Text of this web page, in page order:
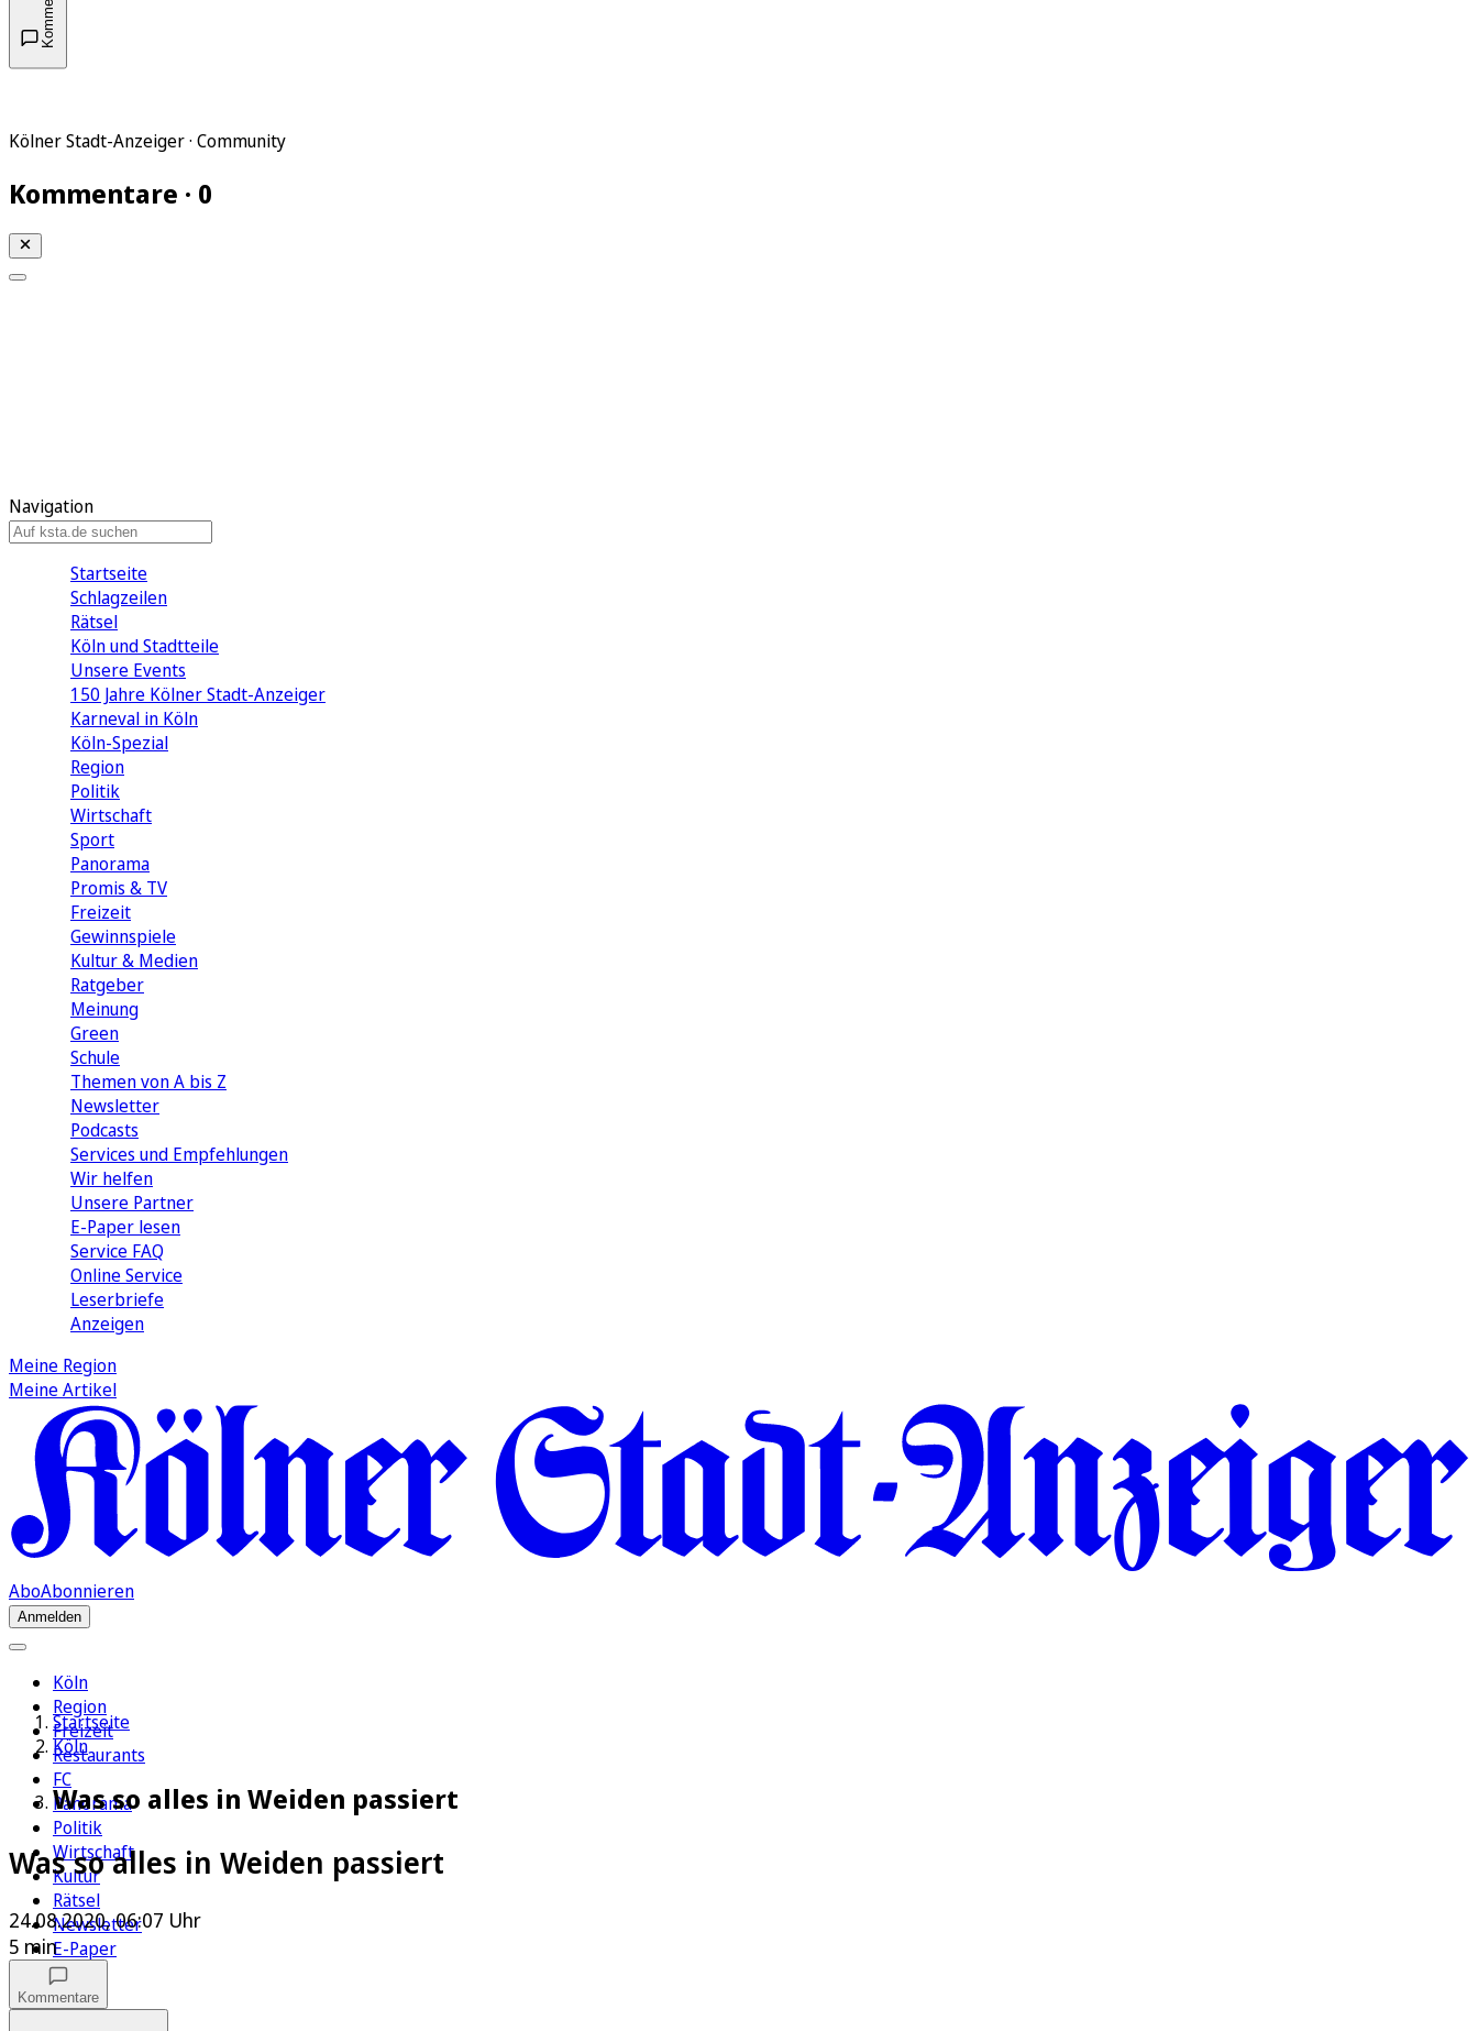
Kölner Stadt-Anzeiger · Community
Kommentare · 0
Navigation
Startseite
Schlagzeilen
Rätsel
Köln und Stadtteile
Unsere Events
150 Jahre Kölner Stadt-Anzeiger
Karneval in Köln
Köln-Spezial
Region
Politik
Wirtschaft
Sport
Panorama
Promis & TV
Freizeit
Gewinnspiele
Kultur & Medien
Ratgeber
Meinung
Green
Schule
Themen von A bis Z
Newsletter
Podcasts
Services und Empfehlungen
Wir helfen
Unsere Partner
E-Paper lesen
Service FAQ
Online Service
Leserbriefe
Anzeigen
Meine Region
Meine Artikel
AboAbonnieren
Anmelden
Köln
Region
Freizeit
Restaurants
FC
Panorama
Politik
Wirtschaft
Kultur
Rätsel
Newsletter
E-Paper
Startseite
Köln
Was so alles in Weiden passiert
Was so alles in Weiden passiert
24.08.2020, 06:07 Uhr
5 min
Kommentare